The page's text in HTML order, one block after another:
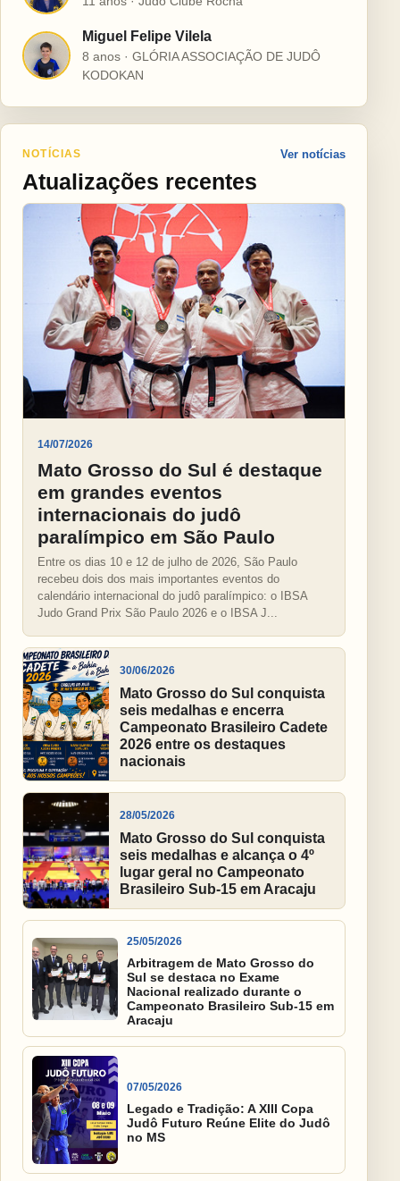
M
Miguel Felipe Vilela
8 anos · GLÓRIA ASSOCIAÇÃO DE JUDÔ
KODOKAN
NOTÍCIAS
Atualizações recentes
Ver notícias
14/07/2026
Mato Grosso do Sul é destaque
em grandes eventos
internacionais do judô
paralímpico em São Paulo
Entre os dias 10 e 12 de julho de 2026, São Paulo
recebeu dois dos mais importantes eventos do
calendário internacional do judô paralímpico: o IBSA
Judo Grand Prix São Paulo 2026 e o IBSA J...
30/06/2026
Mato Grosso do Sul conquista
seis medalhas e encerra
Campeonato Brasileiro Cadete
2026 entre os destaques
nacionais
28/05/2026
Mato Grosso do Sul conquista
seis medalhas e alcança o 4º
lugar geral no Campeonato
Brasileiro Sub-15 em Aracaju
25/05/2026
Arbitragem de Mato Grosso do
Sul se destaca no Exame
Nacional realizado durante o
Campeonato Brasileiro Sub-15 em
Aracaju
07/05/2026
Legado e Tradição: A XIII Copa
Judô Futuro Reúne Elite do Judô
no MS